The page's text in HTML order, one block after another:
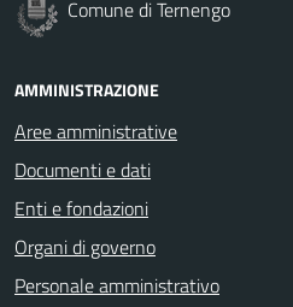
Comune di Ternengo
AMMINISTRAZIONE
Aree amministrative
Documenti e dati
Enti e fondazioni
Organi di governo
Personale amministrativo